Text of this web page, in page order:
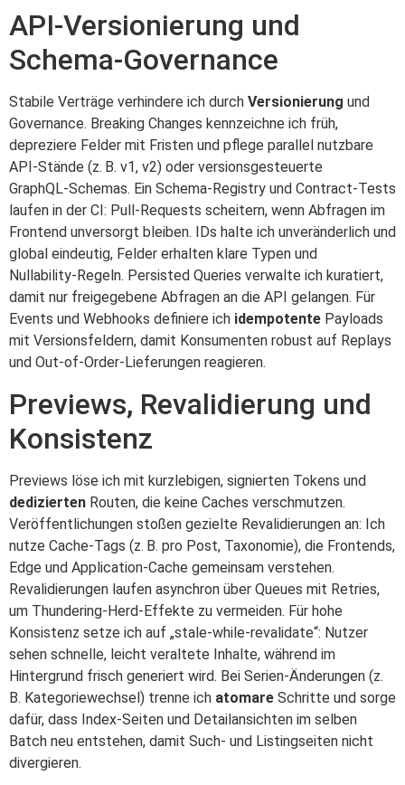
API‑Versionierung und
Schema‑Governance
Stabile Verträge verhindere ich durch Versionierung und
Governance. Breaking Changes kennzeichne ich früh,
depreziere Felder mit Fristen und pflege parallel nutzbare
API‑Stände (z. B. v1, v2) oder versionsgesteuerte
GraphQL‑Schemas. Ein Schema‑Registry und Contract‑Tests
laufen in der CI: Pull‑Requests scheitern, wenn Abfragen im
Frontend unversorgt bleiben. IDs halte ich unveränderlich und
global eindeutig, Felder erhalten klare Typen und
Nullability‑Regeln. Persisted Queries verwalte ich kuratiert,
damit nur freigegebene Abfragen an die API gelangen. Für
Events und Webhooks definiere ich idempotente Payloads
mit Versionsfeldern, damit Konsumenten robust auf Replays
und Out‑of‑Order‑Lieferungen reagieren.
Previews, Revalidierung und
Konsistenz
Previews löse ich mit kurzlebigen, signierten Tokens und
dedizierten Routen, die keine Caches verschmutzen.
Veröffentlichungen stoßen gezielte Revalidierungen an: Ich
nutze Cache‑Tags (z. B. pro Post, Taxonomie), die Frontends,
Edge und Application‑Cache gemeinsam verstehen.
Revalidierungen laufen asynchron über Queues mit Retries,
um Thundering‑Herd‑Effekte zu vermeiden. Für hohe
Konsistenz setze ich auf „stale‑while‑revalidate“: Nutzer
sehen schnelle, leicht veraltete Inhalte, während im
Hintergrund frisch generiert wird. Bei Serien‑Änderungen (z.
B. Kategoriewechsel) trenne ich atomare Schritte und sorge
dafür, dass Index‑Seiten und Detailansichten im selben
Batch neu entstehen, damit Such‑ und Listingseiten nicht
divergieren.